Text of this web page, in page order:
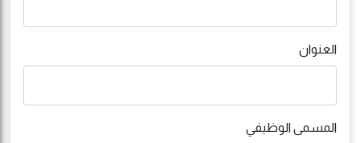
العنوان
المسمى الوظيفي